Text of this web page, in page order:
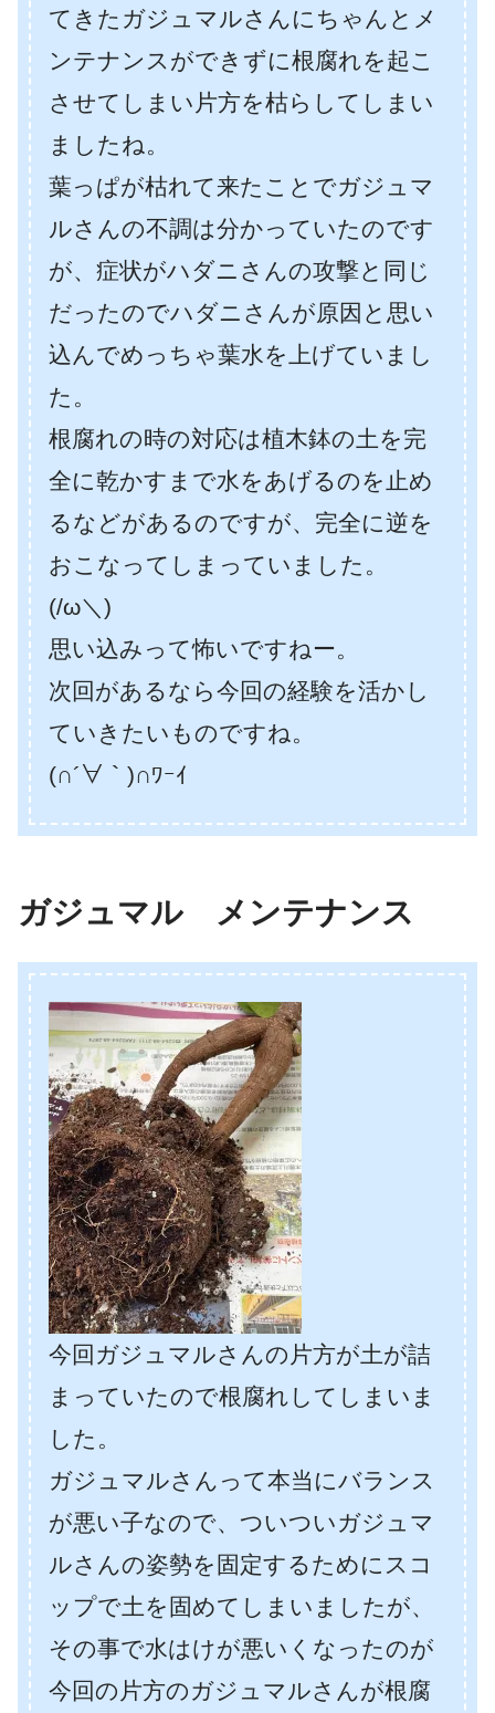
てきたガジュマルさんにちゃんとメ
ンテナンスができずに根腐れを起こ
させてしまい片方を枯らしてしまい
ましたね。
葉っぱが枯れて来たことでガジュマ
ルさんの不調は分かっていたのです
が、症状がハダニさんの攻撃と同じ
だったのでハダニさんが原因と思い
込んでめっちゃ葉水を上げていまし
た。
根腐れの時の対応は植木鉢の土を完
全に乾かすまで水をあげるのを止め
るなどがあるのですが、完全に逆を
おこなってしまっていました。
(/ω＼)
思い込みって怖いですねー。
次回があるなら今回の経験を活かし
ていきたいものですね。
(∩´∀｀)∩ﾜｰｲ
ガジュマル メンテナンス
今回ガジュマルさんの片方が土が詰
まっていたので根腐れしてしまいま
した。
ガジュマルさんって本当にバランス
が悪い子なので、ついついガジュマ
ルさんの姿勢を固定するためにスコ
ップで土を固めてしまいましたが、
その事で水はけが悪いくなったのが
今回の片方のガジュマルさんが根腐